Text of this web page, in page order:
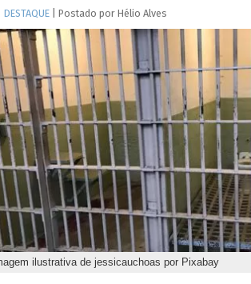
DESTAQUE Postado por Hélio Alves
ilustrativa de jessicauchoas por Pixabay